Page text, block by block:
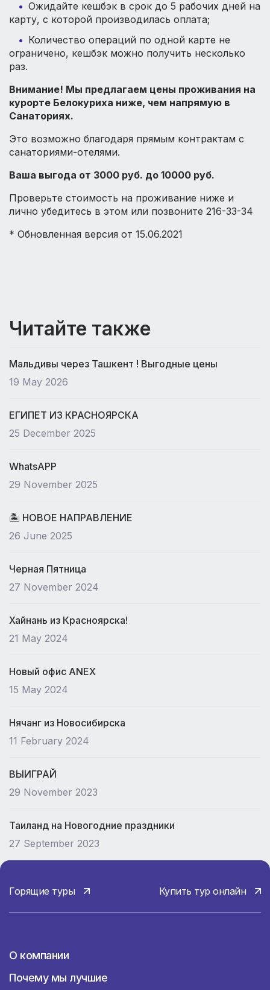
Ожидайте кешбэк в срок до 5 рабочих дней на
карту, с которой производилась оплата;
Количество операций по одной карте не
ограничено, кешбэк можно получить несколько
раз.
Внимание! Мы предлагаем цены проживания на
курорте Белокуриха ниже, чем напрямую в
Санаториях.
Это возможно благодаря прямым контрактам с
санаториями-отелями.
Ваша выгода от 3000 руб. до 10000 руб.
Проверьте стоимость на проживание ниже и
лично убедитесь в этом или позвоните 216-33-34
* Обновленная версия от 15.06.2021
Читайте также
Мальдивы через Ташкент ! Выгодные цены
19 May 2026
ЕГИПЕТ ИЗ КРАСНОЯРСКА
25 December 2025
WhatsAPP
29 November 2025
🏝 НОВОЕ НАПРАВЛЕНИЕ
26 June 2025
Черная Пятница
27 November 2024
Хайнань из Красноярска!
21 May 2024
Новый офис ANEX
15 May 2024
Нячанг из Новосибирска
11 February 2024
ВЫИГРАЙ
29 November 2023
Таиланд на Новогодние праздники
27 September 2023
Горящие туры Купить тур онлайн
О компании
Почему мы лучшие